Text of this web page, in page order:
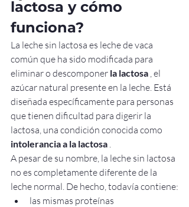
lactosa y cómo
funciona?
La leche sin lactosa es leche de vaca
común que ha sido modificada para
eliminar o descomponer la lactosa , el
azúcar natural presente en la leche. Está
diseñada específicamente para personas
que tienen dificultad para digerir la
lactosa, una condición conocida como
intolerancia a la lactosa .
A pesar de su nombre, la leche sin lactosa
no es completamente diferente de la
leche normal. De hecho, todavía contiene:
las mismas proteínas